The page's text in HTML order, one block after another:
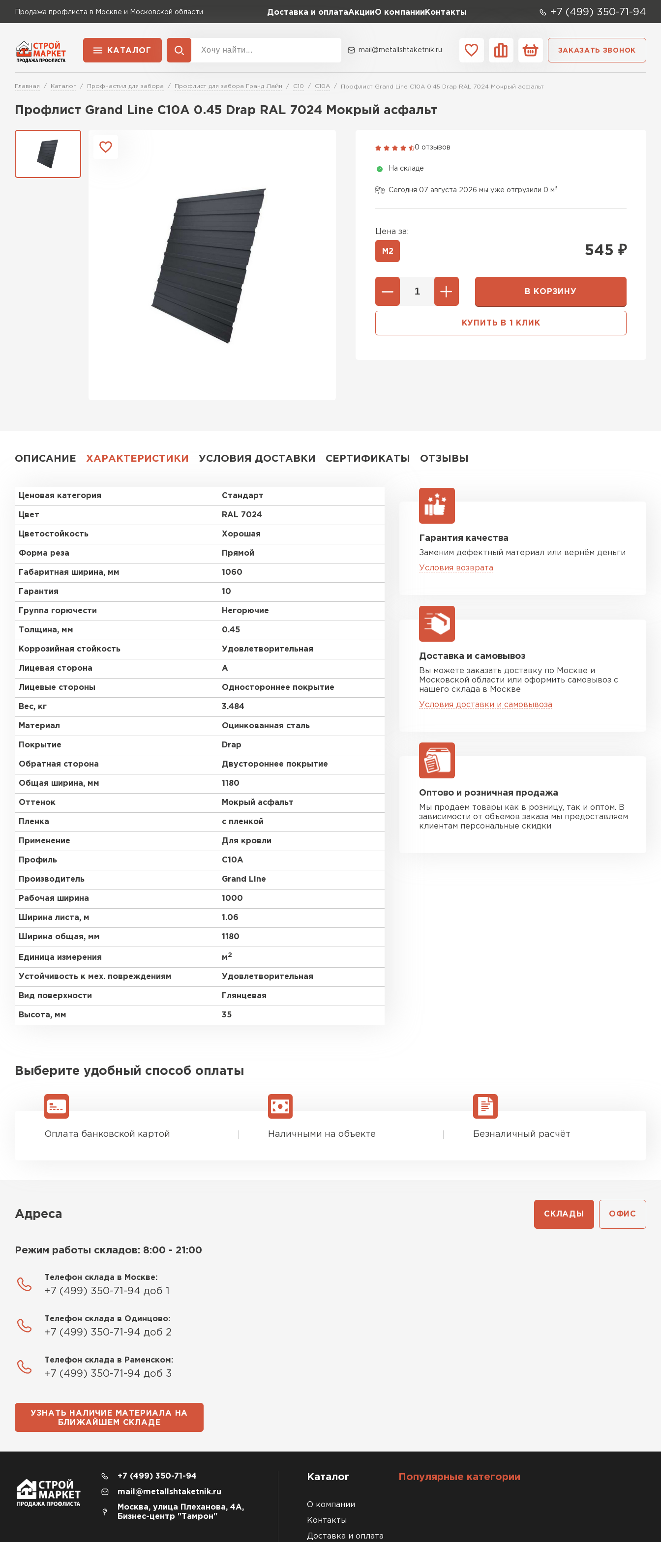
Продажа профлиста в Москве и Московской области Доставка и оплатаАкцииО компании Контакты +7 (499) 350-71-94
КАТАЛОГ
Применение
Для забора
Бренд
Гранд Лайн
mail@metallshtaketnik.ru ЗАКАЗАТЬ ЗВОНОК
Главная Каталог Профнастил для забора Профлист для забора Гранд Лайн С10 C10A Профлист Grand Line C10A 0.45 Drap RAL 7024 Мокрый асфальт
Профлист Grand Line C10A 0.45 Drap RAL 7024 Мокрый асфальт
0 отзывов
На складе
Сегодня 07 августа 2026 мы уже отгрузили 0 м3
Цена за:
М2 545 ₽
В КОРЗИНУ
КУПИТЬ В 1 КЛИК
ОПИСАНИЕ ХАРАКТЕРИСТИКИ УСЛОВИЯ ДОСТАВКИ СЕРТИФИКАТЫ ОТЗЫВЫ
Ценовая категория Стандарт
Цвет RAL 7024
Цветостойкость Хорошая
Форма реза Прямой
Габаритная ширина, мм 1060
Гарантия 10
Группа горючести Негорючие
Толщина, мм 0.45
Коррозийная стойкость Удовлетворительная
Лицевая сторона A
Лицевые стороны Одностороннее покрытие
Вес, кг 3.484
Материал Оцинкованная сталь
Покрытие Drap
Обратная сторона Двустороннее покрытие
Общая ширина, мм 1180
Оттенок Мокрый асфальт
Пленка с пленкой
Применение Для кровли
Профиль C10A
Производитель Grand Line
Рабочая ширина 1000
Ширина листа, м 1.06
Ширина общая, мм 1180
Единица измерения м2
Устойчивость к мех. повреждениям Удовлетворительная
Вид поверхности Глянцевая
Высота, мм 35
Гарантия качества
Заменим дефектный материал или вернём деньги
Условия возврата
Доставка и самовывоз
Вы можете заказать доставку по Москве и
Московской области или оформить самовывоз с
нашего склада в Москве
Условия доставки и самовывоза
Оптово и розничная продажа
Мы продаем товары как в розницу, так и оптом. В
зависимости от объемов заказа мы предоставляем
клиентам персональные скидки
Выберите удобный способ оплаты
Оплата банковской картой Наличными на объекте Безналичный расчёт
Адреса СКЛАДЫ ОФИС
Режим работы складов: 8:00 - 21:00
Телефон склада в Москве:
+7 (499) 350-71-94 доб 1
Телефон склада в Одинцово:
+7 (499) 350-71-94 доб 2
Телефон склада в Раменском:
+7 (499) 350-71-94 доб 3
УЗНАТЬ НАЛИЧИЕ МАТЕРИАЛА НА
БЛИЖАЙШЕМ СКЛАДЕ
+7 (499) 350-71-94
mail@metallshtaketnik.ru
Москва, улица Плеханова, 4А,
Бизнес-центр "Тамрон"
Каталог
О компании
Контакты
Доставка и оплата
Популярные категории